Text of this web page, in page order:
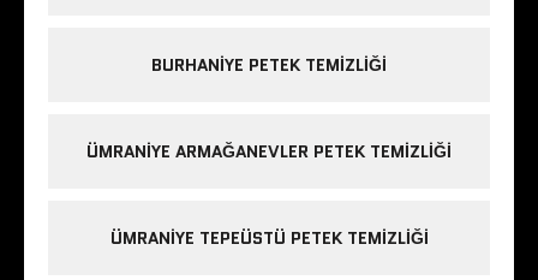
BURHANIYE PETEK TEMIZLIĞI
ÜMRANIYE ARMAĞANEVLER PETEK TEMIZLIĞI
ÜMRANIYE TEPEÜSTÜ PETEK TEMIZLIĞI